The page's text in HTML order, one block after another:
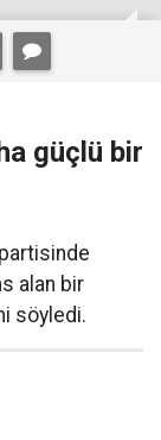
güçlü bir
alan bir
söyledi.